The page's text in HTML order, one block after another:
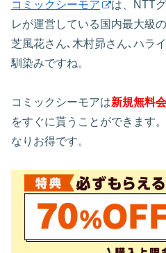
コミックシーモア
は、NTT
レが運営している国内最大級
芝風花さん､木村昴さん､ハラ
馴染みですね。
コミックシーモアは新規無料
をすぐに貰うことができます
なりお得です。